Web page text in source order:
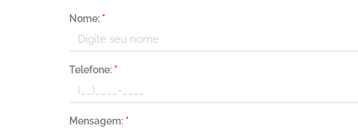
Nome: *
Telefone: *
Mensagem: *